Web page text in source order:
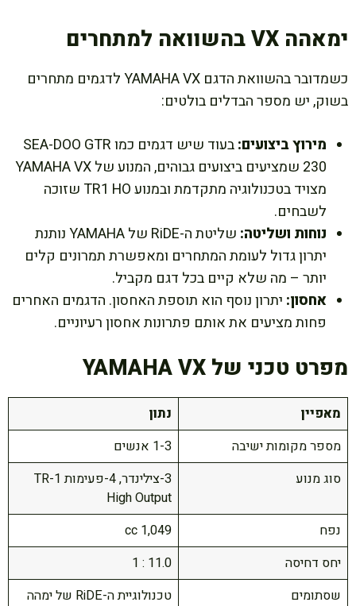
ימאהה VX בהשוואה למתחרים
כשמדובר בהשוואת הדגם YAMAHA VX לדגמים מתחרים
בשוק, יש מספר הבדלים בולטים:
מירוץ ביצועים:
בעוד שיש דגמים כמו SEA-DOO GTR
230 שמציעים ביצועים גבוהים, המנוע של YAMAHA VX
מצויד בטכנולוגיה מתקדמת ובמנוע TR1 HO שזוכה
לשבחים.
נוחות ושליטה:
שליטת ה-RiDE של YAMAHA נותנת
יתרון גדול לעומת המתחרים ומאפשרת תמרונים קלים
יותר – מה שלא קיים בכל דגם מקביל.
אחסון: יתרון נוסף הוא תוספת האחסון. הדגמים האחרים
פחות מציעים את אותם פתרונות אחסון רעיוניים.
מפרט טכני של YAMAHA VX
מאפיין
נתון
מספר מקומות ישיבה
1-3 אנשים
סוג מנוע
3-צילינדר, 4-פעימות TR-1
High Output
נפח
1,049 cc
יחס דחיסה
11.0 : 1
שסתומים
טכנולוגיית ה-RiDE של ימהה